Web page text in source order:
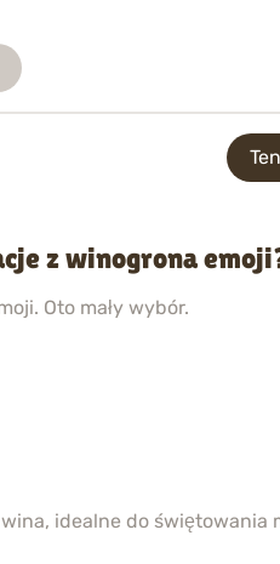
z winogrona
Oto mały wybór.
idealne do świętowania